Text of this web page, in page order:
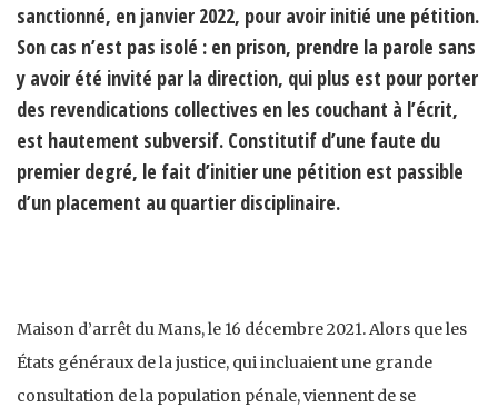
sanctionné, en janvier 2022, pour avoir initié une pétition.
Son cas n’est pas isolé : en prison, prendre la parole sans
y avoir été invité par la direction, qui plus est pour porter
des revendications collectives en les couchant à l’écrit,
est hautement subversif. Constitutif d’une faute du
premier degré, le fait d’initier une pétition est passible
d’un placement au quartier disciplinaire.
Maison d’arrêt du Mans, le 16 décembre 2021. Alors que les
États généraux de la justice, qui incluaient une grande
consultation de la population pénale, viennent de se